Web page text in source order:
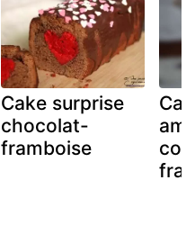
Cake surprise
chocolat-
framboise